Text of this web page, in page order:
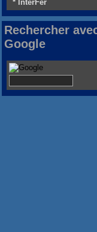
* InterFer
Rechercher
Google